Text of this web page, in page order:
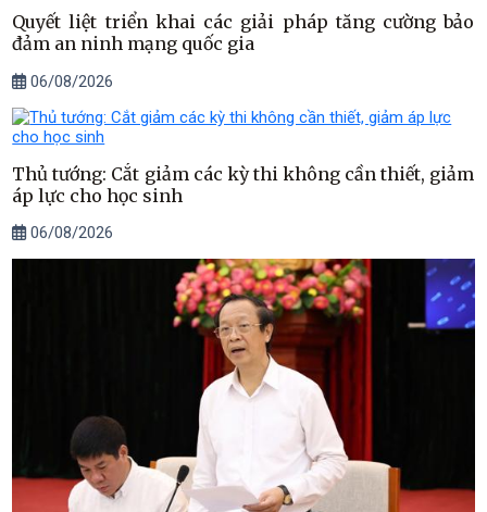
Quyết liệt triển khai các giải pháp tăng cường bảo
đảm an ninh mạng quốc gia
06/08/2026
Thủ tướng: Cắt giảm các kỳ thi không cần thiết, giảm
áp lực cho học sinh
06/08/2026